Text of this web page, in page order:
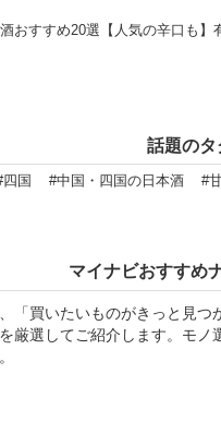
おすすめ20選【人気の辛口も】
話題のタ
四国 #中国・四国の日本酒 #
マイナビおすすめ
「買いたいものがきっと見
厳選してご紹介します。モ